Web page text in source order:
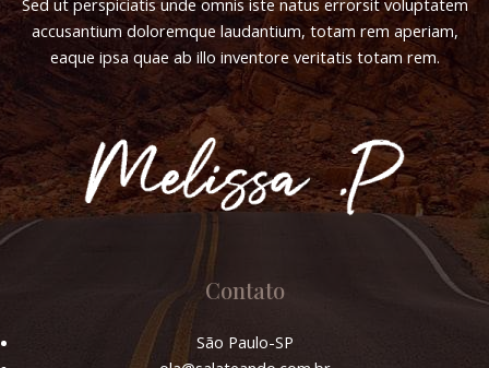
Sed ut perspiciatis unde omnis iste natus errorsit voluptatem
accusantium doloremque laudantium, totam rem aperiam,
eaque ipsa quae ab illo inventore veritatis totam rem.
Contato
São Paulo-SP